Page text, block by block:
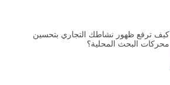
كيف ترفع ظهور نشاطك التجاري بتحسين
محركات البحث المحلية؟